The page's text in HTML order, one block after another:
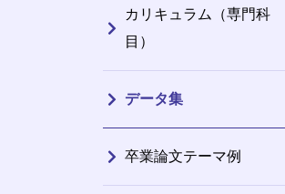
カリキュラム（専門科
目）
データ集
卒業論文テーマ例